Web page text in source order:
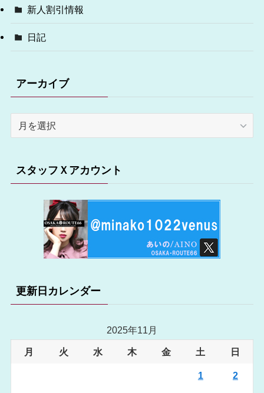
新人割引情報
日記
アーカイブ
スタッフＸアカウント
更新日カレンダー
2025年11月
月 火 水 木 金 土 日
1 2